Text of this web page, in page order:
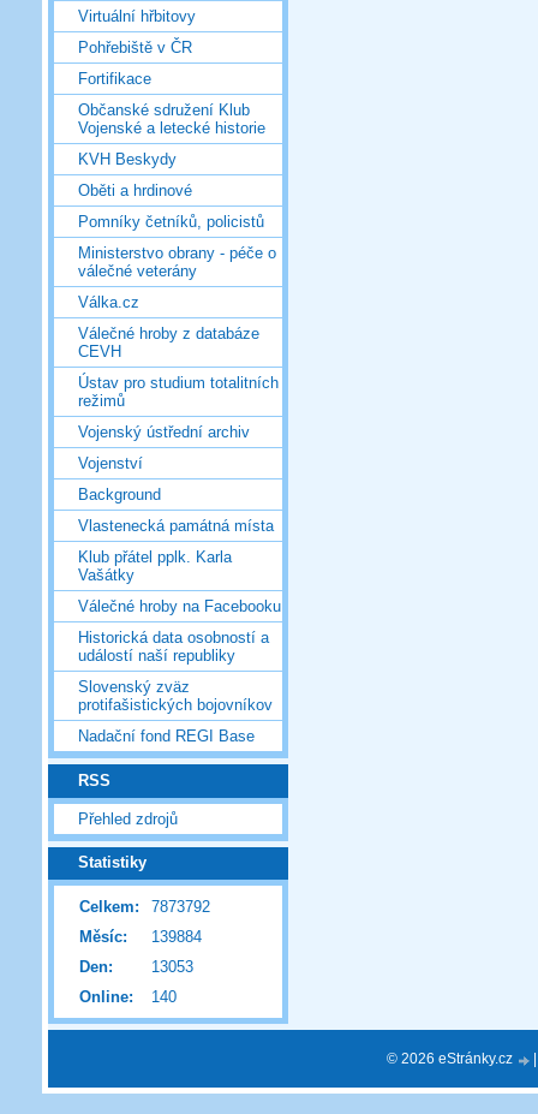
Virtuální hřbitovy
Pohřebiště v ČR
Fortifikace
Občanské sdružení Klub
Vojenské a letecké historie
KVH Beskydy
Oběti a hrdinové
Pomníky četníků, policistů
Ministerstvo obrany - péče o
válečné veterány
Válka.cz
Válečné hroby z databáze
CEVH
Ústav pro studium totalitních
režimů
Vojenský ústřední archiv
Vojenství
Background
Vlastenecká památná místa
Klub přátel pplk. Karla
Vašátky
Válečné hroby na Facebooku
Historická data osobností a
událostí naší republiky
Slovenský zväz
protifašistických bojovníkov
Nadační fond REGI Base
RSS
Přehled zdrojů
Statistiky
Online: 140
Celkem:
7873792
Měsíc:
139884
Den:
13053
© 2026 eStránky.cz